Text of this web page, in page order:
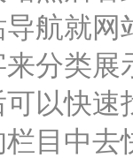
航就
分类
以快
目中